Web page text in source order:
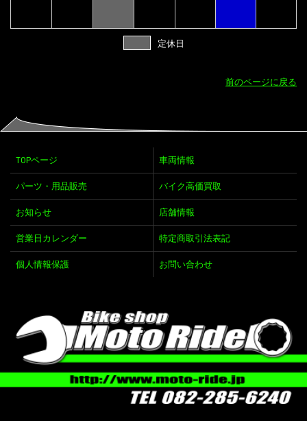
定休日
前のページに戻る
TOPページ 車両情報
パーツ・用品販売 バイク高価買取
お知らせ 店舗情報
営業日カレンダー 特定商取引法表記
個人情報保護 お問い合わせ